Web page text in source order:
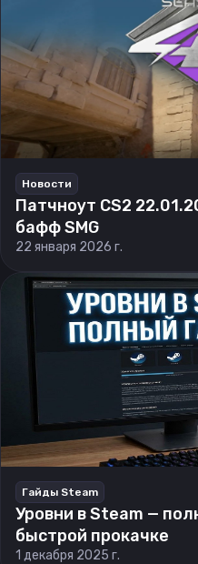
Новости
Патчноут CS2
бафф SMG
22 января 2026 г.
Гайды Steam
Уровни в Steam —
быстрой прокачке
1 декабря 2025 г.